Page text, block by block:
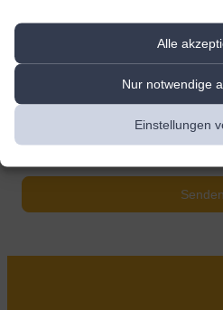
Alle
Nur notwendige
Einstellungen
Ihre Daten werden ausschließlich
Sind Sie ein Mensch? Dann